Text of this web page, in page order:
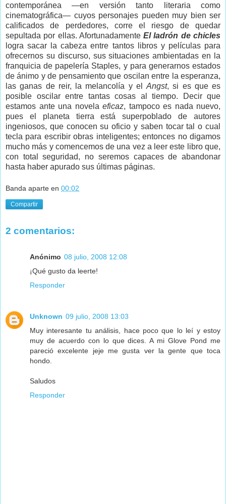
contemporánea —en versión tanto literaria como
cinematográfica— cuyos personajes pueden muy bien ser
calificados de perdedores, corre el riesgo de quedar
sepultada por ellas. AfortunadamenteEl ladrón de chicles
logra sacar la cabeza entre tantos libros y películas para
ofrecernos su discurso, sus situaciones ambientadas en la
franquicia de papelería Staples, y para generarnos estados
de ánimo y de pensamiento que oscilan entre la esperanza,
las ganas de reir, la melancolía y el Angst, si es que es
posible oscilar entre tantas cosas al tiempo. Decir que
estamos ante una novela eficaz, tampoco es nada nuevo,
pues el planeta tierra está superpoblado de autores
ingeniosos, que conocen su oficio y saben tocar tal o cual
tecla para escribir obras inteligentes; entonces no digamos
mucho más y comencemos de una vez a leer este libro que,
con total seguridad, no seremos capaces de abandonar
hasta haber apurado sus últimas páginas.
Banda aparte en 00:02
Compartir
2 comentarios:
Anónimo 08 julio, 2008 12:08
¡Qué gusto da leerte!
Responder
Unknown 09 julio, 2008 13:03
Muy interesante tu análisis, hace poco que lo leí y estoy
muy de acuerdo con lo que dices. A mi Glove Pond me
pareció excelente jeje me gusta ver la gente que toca
hondo.
Saludos
Responder